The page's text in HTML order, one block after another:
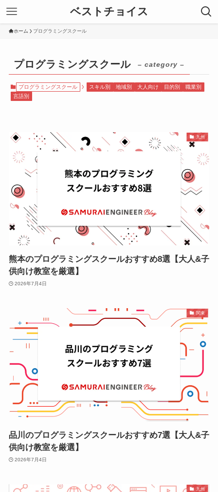
ベストチョイス
ホーム プログラミングスクール
プログラミングスクール – category –
プログラミングスクール スキル別 地域別 大人向け 目的別
職業別
言語別
九州
熊本のプログラミングスクールおすすめ8選【大人&子
供向け教室を厳選】
2026年7月4日
関東
品川のプログラミングスクールおすすめ7選【大人&子
供向け教室を厳選】
2026年7月4日
九州